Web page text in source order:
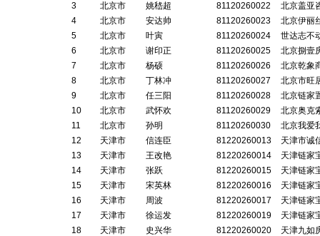
3
北京市 姚嵇超 81120260022
北京盖亚
4
北京市 安达帅 81120260023
北京伊丽
5
北京市 叶寅 81120260024
世达志不
6
北京市 谢印正 81120260025
北京捌壹
7
北京市 杨硕 81120260026
北京乾象
8
北京市 丁林冲 81120260027
北京市旺
9
北京市 任三阳 81120260028
北京链家
10
北京市 武怀欢 81120260029
北京奥克
11
北京市 孙明 81120260030
北京我爱
12
天津市 信连臣 81220260013
天津市诚
13
天津市 王改艳 81220260014
天津链家
14
天津市 张跃 81220260015
天津链家
15
天津市 宋英林 81220260016
天津链家
16
天津市 周波 81220260017
天津链家
17
天津市 徐运发 81220260019
天津链家
18
天津市 史兴华 81220260020
天津九如